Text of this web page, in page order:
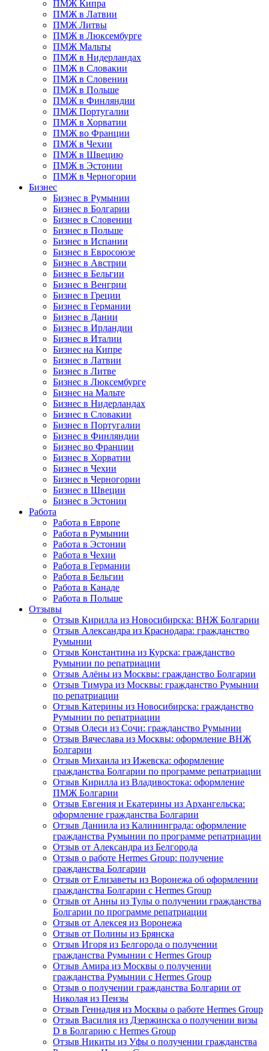
ПМЖ Кипра
ПМЖ в Латвии
ПМЖ Литвы
ПМЖ в Люксембурге
ПМЖ Мальты
ПМЖ в Нидерландах
ПМЖ в Словакии
ПМЖ в Словении
ПМЖ в Польше
ПМЖ в Финляндии
ПМЖ Португалии
ПМЖ в Хорватии
ПМЖ во Франции
ПМЖ в Чехии
ПМЖ в Швецию
ПМЖ в Эстонии
ПМЖ в Черногории
Бизнес
Бизнес в Румынии
Бизнес в Болгарии
Бизнес в Словении
Бизнес в Польше
Бизнес в Испании
Бизнес в Евросоюзе
Бизнес в Австрии
Бизнес в Бельгии
Бизнес в Венгрии
Бизнес в Греции
Бизнес в Германии
Бизнес в Дании
Бизнес в Ирландии
Бизнес в Италии
Бизнес на Кипре
Бизнес в Латвии
Бизнес в Литве
Бизнес в Люксембурге
Бизнес на Мальте
Бизнес в Нидерландах
Бизнес в Словакии
Бизнес в Португалии
Бизнес в Финляндии
Бизнес во Франции
Бизнес в Хорватии
Бизнес в Чехии
Бизнес в Черногории
Бизнес в Швеции
Бизнес в Эстонии
Работа
Работа в Европе
Работа в Румынии
Работа в Эстонии
Работа в Чехии
Работа в Германии
Работа в Бельгии
Работа в Канаде
Работа в Польше
Отзывы
Отзыв Кирилла из Новосибирска: ВНЖ Болгарии
Отзыв Александра из Краснодара: гражданство
Румынии
Отзыв Константина из Курска: гражданство
Румынии по репатриации
Отзыв Алёны из Москвы: гражданство Болгарии
Отзыв Тимура из Москвы: гражданство Румынии
по репатриации
Отзыв Катерины из Новосибирска: гражданство
Румынии по репатриации
Отзыв Олеси из Сочи: гражданство Румынии
Отзыв Вячеслава из Москвы: оформление ВНЖ
Болгарии
Отзыв Михаила из Ижевска: оформление
гражданства Болгарии по программе репатриации
Отзыв Кирилла из Владивостока: оформление
ПМЖ Болгарии
Отзыв Евгения и Екатерины из Архангельска:
оформление гражданства Болгарии
Отзыв Даниила из Калининграда: оформление
гражданства Румынии по программе репатриации
Отзыв от Александра из Белгорода
Отзыв о работе Hermes Group: получение
гражданства Болгарии
Отзыв от Елизаветы из Воронежа об оформлении
гражданства Болгарии с Hermes Group
Отзыв от Анны из Тулы о получении гражданства
Болгарии по программе репатриации
Отзыв от Алексея из Воронежа
Отзыв от Полины из Брянска
Отзыв Игоря из Белгорода о получении
гражданства Румынии с Hermes Group
Отзыв Амира из Москвы о получении
гражданства Румынии с Hermes Group
Отзыв о получении гражданства Болгарии от
Николая из Пензы
Отзыв Геннадия из Москвы о работе Hermes Group
Отзыв Василия из Дзержинска о получении визы
D в Болгарию с Hermes Group
Отзыв Никиты из Уфы о получении гражданства